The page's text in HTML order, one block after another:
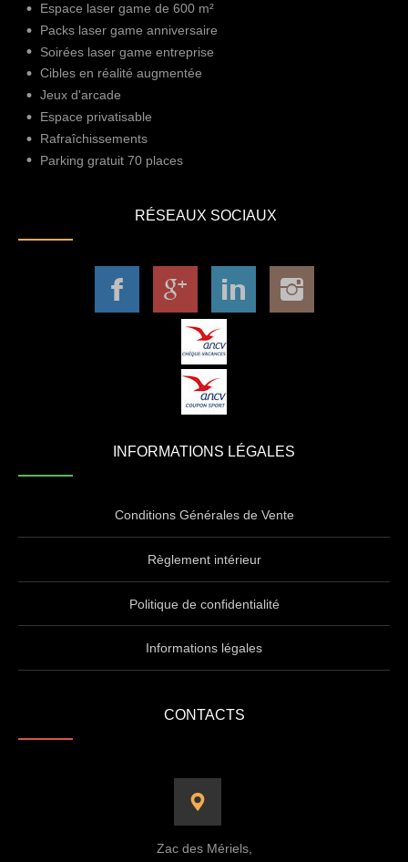
Espace laser game de 600 m²
Packs laser game anniversaire
Soirées laser game entreprise
Cibles en réalité augmentée
Jeux d'arcade
Espace privatisable
Rafraîchissements
Parking gratuit 70 places
RÉSEAUX SOCIAUX
INFORMATIONS LÉGALES
Conditions Générales de Vente
Règlement intérieur
Politique de confidentialité
Informations légales
CONTACTS
Zac des Mériels,